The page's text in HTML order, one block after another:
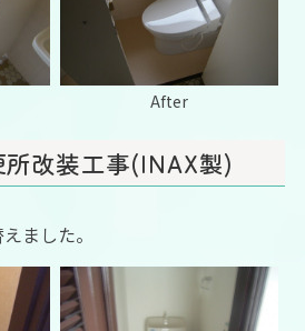
After
改装工事(INAX製)
ました。